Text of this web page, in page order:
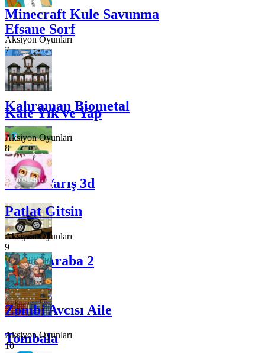
Efsane Sorf
Kahraman Biometal
Firari Yarış 3d
Çılgın Araba 2
Tombala
Minecraft Kule Savunma
Aksiyon Oyunları
7
Kale Yık ve Yap
Aksiyon Oyunları
8
Patlat Gitsin
Aksiyon Oyunları
9
Zombi Avcısı Aile
Aksiyon Oyunları
10